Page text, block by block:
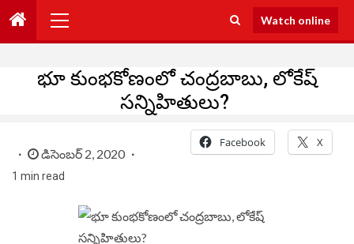
Menu
Watch online
భూ కుంభకోణంలో చంద్రబాబు, లోకేష్
సన్నిహితులు?
డిసెంబర్ 2, 2020
1 min read
Facebook X